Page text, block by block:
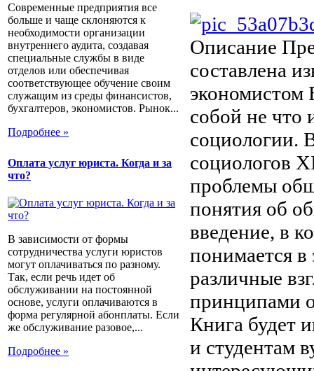
Современные предприятия все
больше и чаще склоняются к
необходимости организации
внутреннего аудита, создавая
специальные службы в виде
отделов или обеспечивая
соответствующее обучение своим
служащим из среды финансистов,
бухгалтеров, экономистов. Рынок...
Подробнее »
Оплата услуг юриста. Когда и за
что?
В зависимости от формы
сотрудничества услуги юристов
могут оплачиваться по разному.
Так, если речь идет об
обслуживании на постоянной
основе, услуги оплачиваются в
форма регулярной абонплаты. Если
же обслуживание разовое,...
Подробнее »
Описание
составлена
экономистом
собой не что
социологии.
социологов
проблемы
понятия об
введение, в
понимается в
различные
принципами
Книга будет
и студентам